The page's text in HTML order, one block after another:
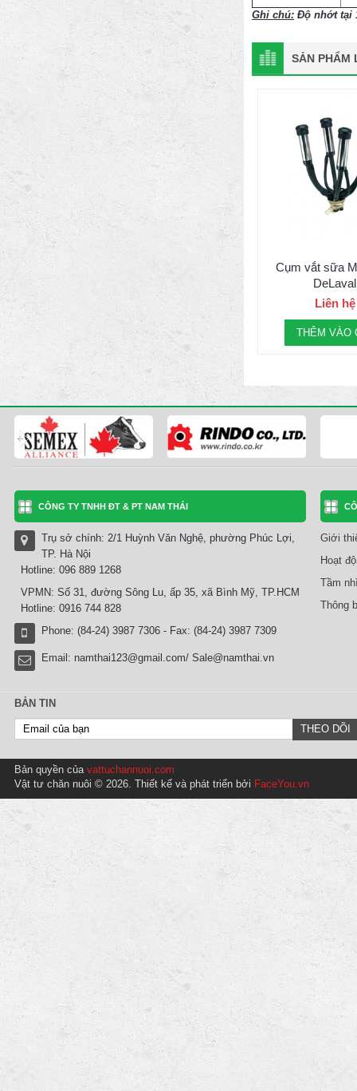
Ghi chú: Độ nhớt tại
SẢN PHẨM
Cụm vắt sữa
DeLaval
Liên hệ
THÊM VÀO
CÔNG TY TNHH ĐT & PT NAM THÁI
Trụ sở chính: 2/1 Huỳnh Văn Nghệ, phường Phúc Lợi,
TP. Hà Nội
Hotline: 096 889 1268
VPMN: Số 31, đường Sông Lu, ấp 35, xã Bình Mỹ, TP.HCM
Hotline: 0916 744 828
Phone: (84-24) 3987 7306 - Fax: (84-24) 3987 7309
Email: namthai123@gmail.com/ Sale@namthai.vn
Giới
Hoạt
Tầm
Thông
BẢN TIN
Bản quyền của vattuchannuoi.com
Vật tư chăn nuôi © 2026. Thiết kế và phát triển bởi FaceYou.vn